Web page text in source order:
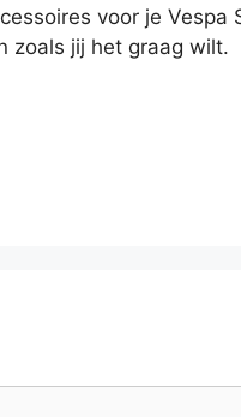
voor je Vespa
zoals jij het graag wilt.